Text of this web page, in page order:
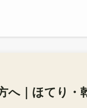
へ｜ほてり